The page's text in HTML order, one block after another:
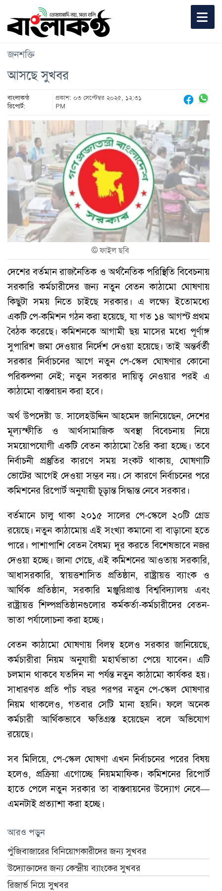
জনশক্তি
আসছে সুখবর
বাংলাকন্ঠ
রিপোর্ট:
প্রকাশ: ০৩ সেপ্টেম্বর ২০২৫, ১২:৩১
PM
©ফাইল ছবি
দেশের বর্তমান রাজনৈতিক ও অর্থনৈতিক পরিস্থিতি বিবেচনায়
সরকারি কর্মচারীদের জন্য নতুন বেতন কাঠামো ঘোষণায়
কিছুটা সময় নিতে চাইছে সরকার। এ লক্ষ্যে ইতোমধ্যে
একটি পে-কমিশন গঠন করা হয়েছে, যা গত ১৪ আগস্ট প্রথম
বৈঠক করেছে। কমিশনকে আগামী ছয় মাসের মধ্যে পূর্ণাঙ্গ
সুপারিশ জমা দেওয়ার নির্দেশ দেওয়া হয়েছে। তাই অন্তর্বর্তী
সরকার নির্বাচনের আগে নতুন পে-স্কেল ঘোষণার কোনো
পরিকল্পনা নেই; নতুন সরকার দায়িত্ব নেওয়ার পরই এ
কাঠামো বাস্তবায়ন করা হবে।
অর্থ উপদেষ্টা ড. সালেহউদ্দিন আহমেদ জানিয়েছেন, দেশের
মূল্যস্ফীতি ও আর্থসামাজিক অবস্থা বিবেচনায় নিয়ে
সময়োপযোগী একটি বেতন কাঠামো তৈরি করা হচ্ছে। তবে
নির্বাচনী প্রস্তুতির কারণে সময় সংকট থাকায়, ঘোষণাটি
ভোটের আগেই দেওয়া সম্ভব নয়। সে কারণে নির্বাচনের পরে
কমিশনের রিপোর্ট অনুযায়ী চূড়ান্ত সিদ্ধান্ত নেবে সরকার।
বর্তমানে চালু থাকা ২০১৫ সালের পে-স্কেলে ২০টি গ্রেড
রয়েছে। নতুন কাঠামোয় এই সংখ্যা কমানো বা বাড়ানো হতে
পারে। পাশাপাশি বেতন বৈষম্য দূর করতে বিশেষভাবে নজর
দেওয়া হচ্ছে। জানা গেছে, এই কমিশনের আওতায় সরকারি,
আধাসরকারি, স্বায়ত্তশাসিত প্রতিষ্ঠান, রাষ্ট্রায়ত্ত ব্যাংক ও
আর্থিক প্রতিষ্ঠান, সরকারি মঞ্জুরিপ্রাপ্ত বিশ্ববিদ্যালয় এবং
রাষ্ট্রায়ত্ত শিল্পপ্রতিষ্ঠানগুলোর কর্মকর্তা-কর্মচারীদের বেতন-
ভাতা পর্যালোচনা করা হচ্ছে।
বেতন কাঠামো ঘোষণায় বিলম্ব হলেও সরকার জানিয়েছে,
কর্মচারীরা নিয়ম অনুযায়ী মহার্ঘভাতা পেয়ে যাবেন। এটি
চলমান থাকবে যতদিন না পর্যন্ত নতুন কাঠামো কার্যকর হয়।
সাধারণত প্রতি পাঁচ বছর পরপর নতুন পে-স্কেল ঘোষণার
নিয়ম থাকলেও, গতবার সেটি মানা হয়নি। ফলে অনেক
কর্মচারী আর্থিকভাবে ক্ষতিগ্রস্ত হয়েছেন বলে অভিযোগ
রয়েছে।
সব মিলিয়ে, পে-স্কেল ঘোষণা এখন নির্বাচনের পরের বিষয়
হলেও, প্রক্রিয়া এগোচ্ছে নিয়মমাফিক। কমিশনের রিপোর্ট
হাতে পেলে নতুন সরকার তা বাস্তবায়নের উদ্যোগ নেবে—
এমনটাই প্রত্যাশা করা হচ্ছে।
আরও পড়ুন
পুঁজিবাজারের বিনিয়োগকারীদের জন্য সুখবর
উদ্যোক্তাদের জন্য কেন্দ্রীয় ব্যাংকের সুখবর
রিজার্ভ নিয়ে সুখবর